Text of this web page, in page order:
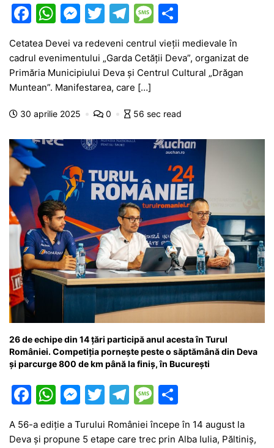
F
c
e
b
o
k
W
at
s
A
p
M
s
s
e
n
er
T
itt
er
T
e
gr
a
m
M
e
s
s
g
ar
ta
je
z
Cetatea Devei va redeveni centrul vieții medievale în
cadrul evenimentului „Garda Cetății Deva”, organizat de
Primăria Municipiului Deva și Centrul Cultural „Drăgan
Muntean”. Manifestarea, care […]
30 aprilie 2025 0 56 sec read
26 de echipe din 14 țări participă anul acesta în Turul
României. Competiția pornește peste o săptămână din Deva
și parcurge 800 de km până la finiș, în București
F
c
W
h
at
M
s
T
itt
T
el
e
M
s
ar
ta
A 56-a ediție a Turului României începe în 14 august la
Deva și propune 5 etape care trec prin Alba Iulia, Păltiniș,